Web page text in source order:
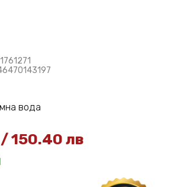
вода
/150.40 лв